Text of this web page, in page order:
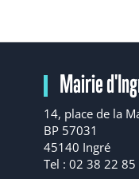
Mairie
14, place de la
BP 57031
45140 Ingré
Tel : 02 38 22 85